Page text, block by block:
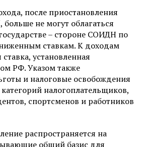
после приостановления
не могут облагаться
– стороне СОИДН по
ставкам. К доходам
установленная
РФ. Указом также
и налоговые освобождения
налогоплательщиков,
спортсменов и работников
распространяется на
общий базис для